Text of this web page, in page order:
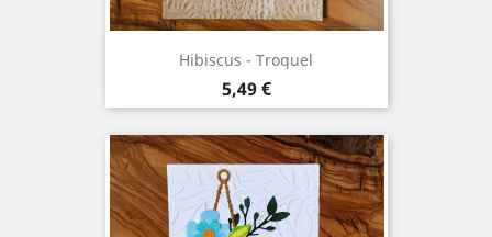
Hibiscus - Troquel
Precio
5,49 €